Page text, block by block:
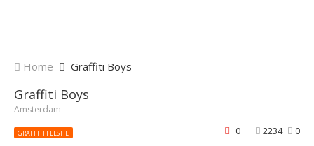
Home Graffiti Boys
Graffiti Boys
Amsterdam
GRAFFITI FEESTJE 2234 0
0